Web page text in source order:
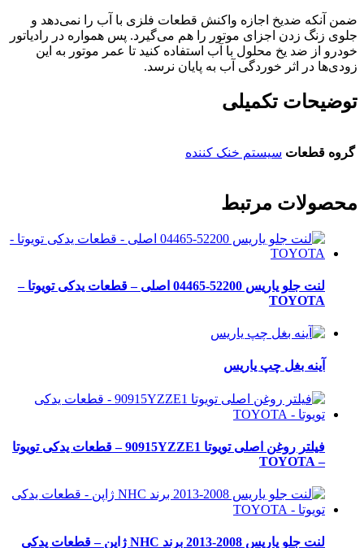
ضمن آنکه ضدیخ اجازه واکنش قطعات فلزی با آب را نمی‌دهد و
جلوی زنگ زدن اجزای موتور را هم می‌گیرد. پس همواره در رادیاتور
خودرو از ضد یخ محلول با آب استفاده کنید تا عمر موتور به این
زودی‌ها در اثر خوردگی آب به پایان نرسد.
توضیحات تکمیلی
گروه قطعات سیستم خنک کننده
محصولات مرتبط
لنت جلو یاریس 52200-04465 اصلی – قطعات یدکی تویوتا –
TOYOTA
آینه بغل چپ یاریس
فیلتر روغن اصلی تویوتا 90915YZZE1 – قطعات یدکی تویوتا
– TOYOTA
لنت جلو یاریس 2008-2013 برند NHC ژاپن – قطعات یدکی